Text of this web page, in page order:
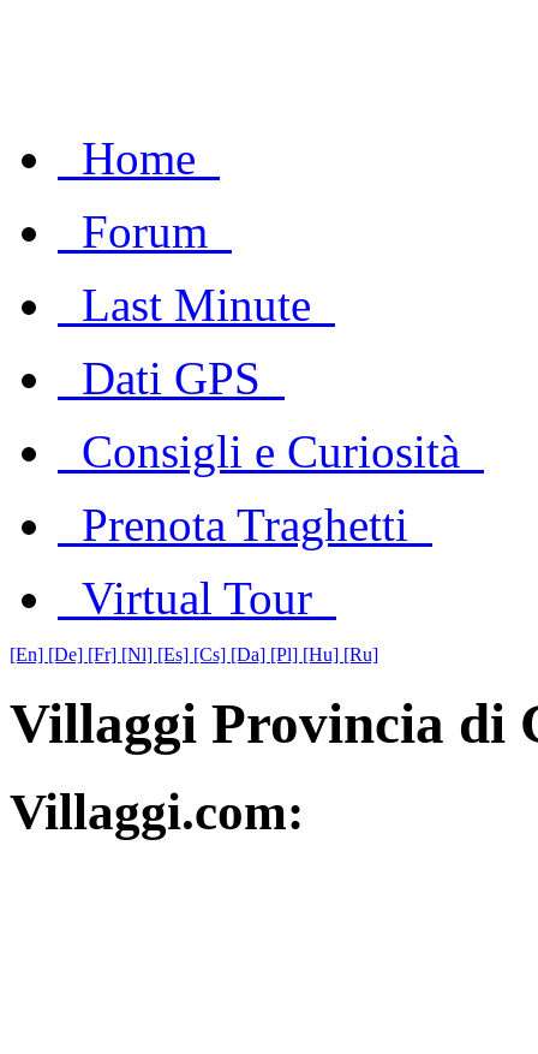
Home
Forum
Last Minute
Dati GPS
Consigli e Curiosità
Prenota Traghetti
Virtual Tour
[En] [De] [Fr] [Nl] [Es] [Cs] [Da] [Pl] [Hu] [Ru]
Villaggi Provincia di
Villaggi.com: